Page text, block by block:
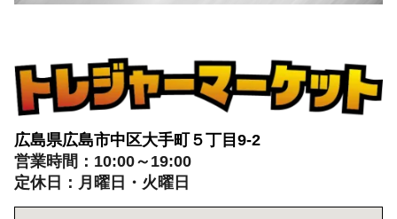
広島県広島市中区大手町５丁目9-2
営業時間：10:00～19:00
定休日：月曜日・火曜日